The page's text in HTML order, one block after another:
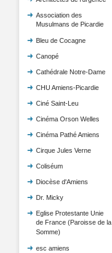
Association des
Musulmans de Picardie
Bleu de Cocagne
Canopé
Cathédrale Notre-Dame
CHU Amiens-Picardie
Ciné Saint-Leu
Cinéma Orson Welles
Cinéma Pathé Amiens
Cirque Jules Verne
Coliséum
Diocèse d'Amiens
Dr. Micky
Eglise Protestante Unie
de France (Paroisse de la
Somme)
esc amiens